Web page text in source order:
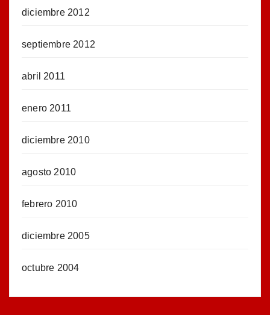
diciembre 2012
septiembre 2012
abril 2011
enero 2011
diciembre 2010
agosto 2010
febrero 2010
diciembre 2005
octubre 2004